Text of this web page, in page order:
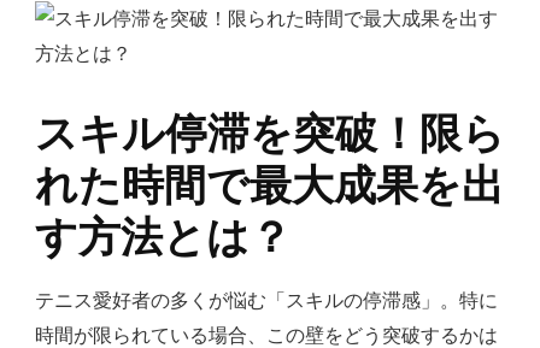
スキル停滞を突破！限ら
れた時間で最大成果を出
す方法とは？
テニス愛好者の多くが悩む「スキルの停滞感」。特に
時間が限られている場合、この壁をどう突破するかは